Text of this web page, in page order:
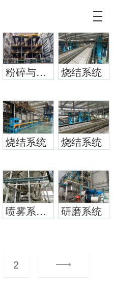
材
池更加定制化和高效的
案
粉碎与包装系统 烧结系统
烧结系统 烧结系统
喷雾系统1 研磨系统
2